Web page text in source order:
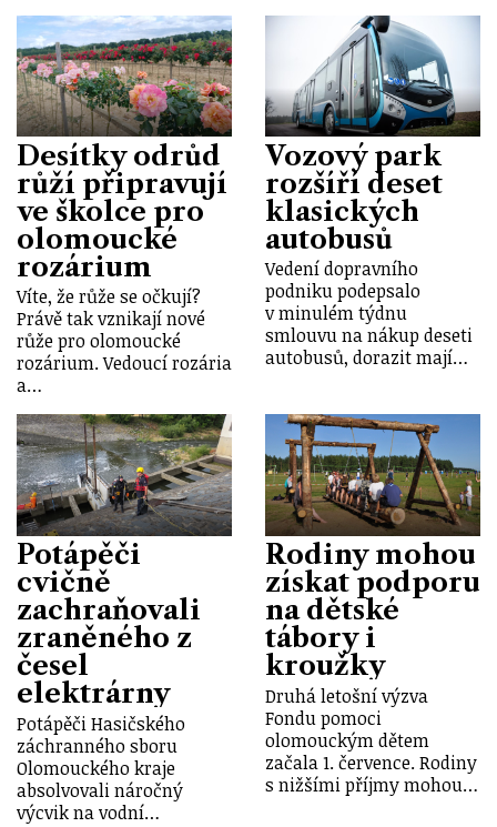
Desítky odrůd
růží připravují
ve školce pro
olomoucké
rozárium
Víte, že růže se očkují?
Právě tak vznikají nové
růže pro olomoucké
rozárium. Vedoucí rozária
a…
Vozový park
rozšíří deset
klasických
autobusů
Vedení dopravního
podniku podepsalo
v minulém týdnu
smlouvu na nákup deseti
autobusů, dorazit mají…
Potápěči
cvičně
zachraňovali
zraněného z
česel
elektrárny
Potápěči Hasičského
záchranného sboru
Olomouckého kraje
absolvovali náročný
výcvik na vodní…
Rodiny mohou
získat podporu
na dětské
tábory i
kroužky
Druhá letošní výzva
Fondu pomoci
olomouckým dětem
začala 1. července. Rodiny
s nižšími příjmy mohou…